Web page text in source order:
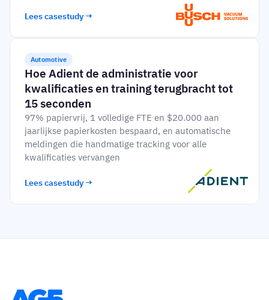
Lees casestudy →
Automotive
Hoe Adient de administratie voor
kwalificaties en training terugbracht tot
15 seconden
97% papiervrij, 1 volledige FTE en $20.000 aan
jaarlijkse papierkosten bespaard, en automatische
meldingen die handmatige tracking voor alle
kwalificaties vervangen
Lees casestudy →